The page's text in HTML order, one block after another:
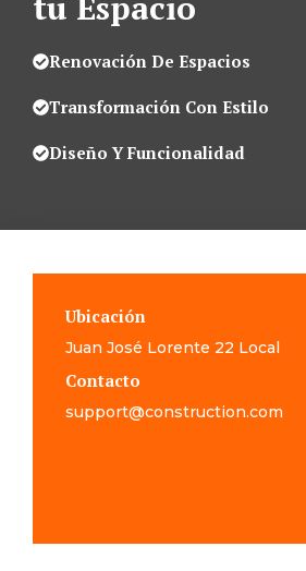
Renovación De Espacios
Transformación Con Estilo
Diseño Y Funcionalidad
Ubicación
Juan José Lorente 22 Local
Contacto
support@construction.com